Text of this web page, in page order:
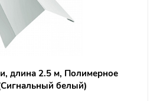
длина 2.5 м, Полимерное
белый)